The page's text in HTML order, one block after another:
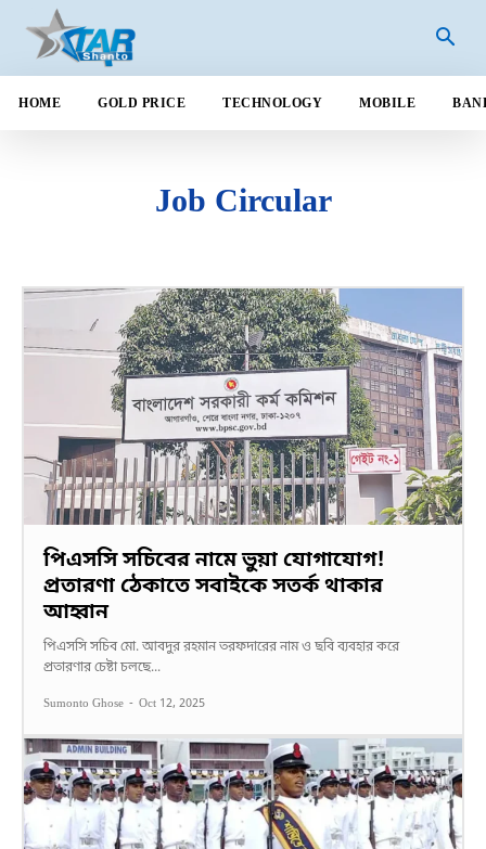
HOME GOLD PRICE TECHNOLOGY MOBILE
Job Circular
পিএসসি সচিবের নামে ভুয়া যোগাযোগ!
প্রতারণা ঠেকাতে সবাইকে সতর্ক থাকার
আহ্বান
পিএসসি সচিব মো. আবদুর রহমান তরফদারের নাম ও ছবি ব্যবহার করে
প্রতারণার চেষ্টা চলছে...
Sumonto Ghose - Oct 12, 2025